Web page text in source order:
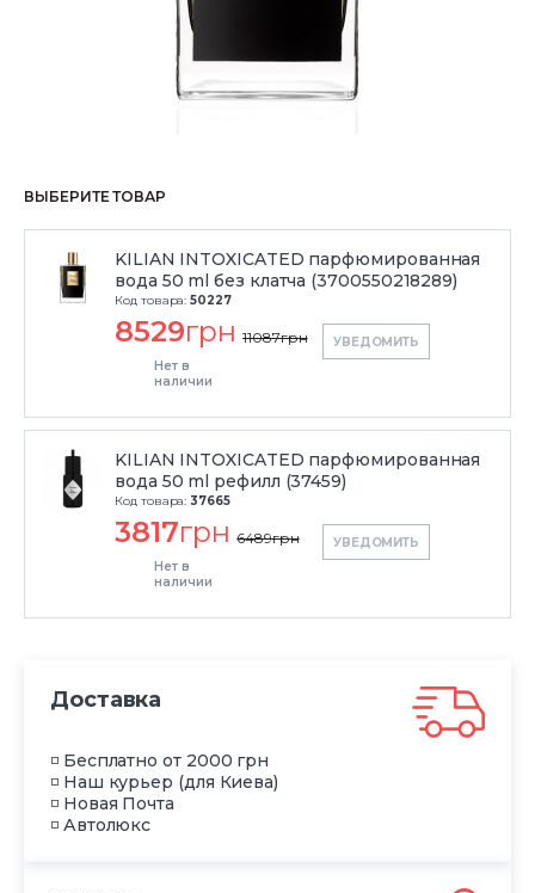
ВЫБЕРИТЕ ТОВАР
KILIAN INTOXICATED парфюмированная
вода 50 ml без клатча (3700550218289)
Код товара: 50227
8529грн 11087грн
Нет в
наличии
УВЕДОМИТЬ
KILIAN INTOXICATED парфюмированная
вода 50 ml рефилл (37459)
Код товара: 37665
3817грн 6489грн
Нет в
наличии
УВЕДОМИТЬ
Доставка
◽ Бесплатно от 2000 грн
◽ Наш курьер (для Киева)
◽ Новая Почта
◽ Автолюкс